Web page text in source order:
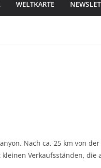
WELTKARTE
Nach ca. 25 km von der
Verkaufsständen, die